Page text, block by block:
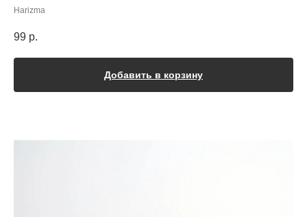
Harizma
99 р.
Добавить в корзину